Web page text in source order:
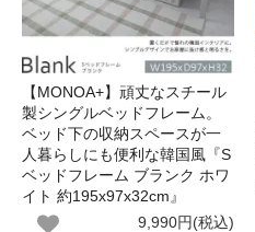
【MONOA+】頑丈なスチール
製シングルベッドフレーム。
ベッド下の収納スペースが一
人暮らしにも便利な韓国風『S
ベッドフレーム ブランク ホワ
イト 約195x97x32cm』
9,990円(税込)